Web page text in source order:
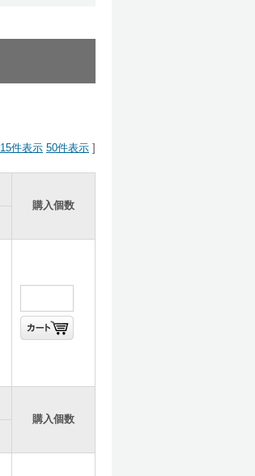
15件表示 50件表示 ]
購入個数
購入個数